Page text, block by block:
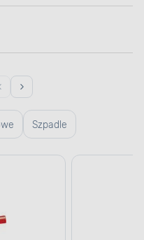
granic ścieżek oraz alej
pod drzewami i
się ściółka.
które
i zapobiegają
z
PalGarden
prosta i nie wymaga
Wystarczy
Szpadle